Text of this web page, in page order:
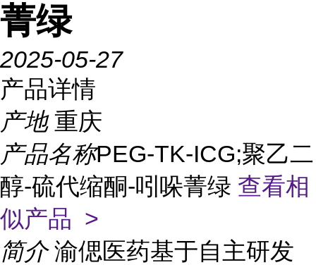
菁绿
2025-05-27
产品详情
产地 重庆
产品名称PEG-TK-ICG;聚乙二
醇-硫代缩酮-吲哚菁绿 查看相
似产品 >
简介 渝偲医药基于自主研发